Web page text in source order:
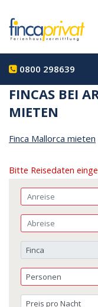
0800 298639
FINCAS BEI
MIETEN
Finca Mallorca mieten
Bitte Reisedaten